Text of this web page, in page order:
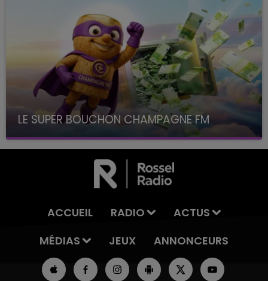
LE SUPER BOUCHON CHAMPAGNE FM
avec La Famille Champagne FM, à 8H10
ACCUEIL RADIO
ACTUS
MÉDIAS
JEUX ANNONCEURS